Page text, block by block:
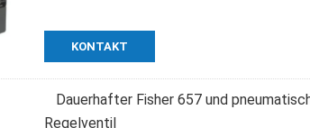
KONTAKT
Dauerhafter Fisher 657 und
Regelventil